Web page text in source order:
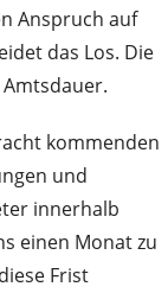
Anspruch auf
das Los. Die
kommenden
und
innerhalb
einen Monat zu
Frist